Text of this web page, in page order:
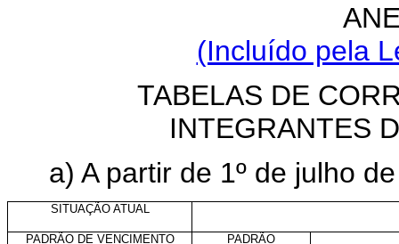
(Incluído pela
TABELAS DE
INTEGRANTES
a) A partir de 1º de julho
SITUAÇÃO ATUAL
PADRÃO DE VENCIMENTO PADRÃO